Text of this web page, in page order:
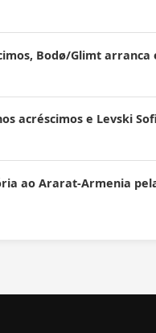
Bodø/Glimt arranca
acréscimos e Levski
ao Ararat-Armenia